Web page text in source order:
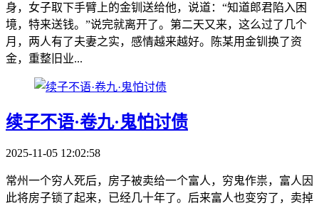
身，女子取下手臂上的金钏送给他，说道：“知道郎君陷入困
境，特来送钱。”说完就离开了。第二天又来，这么过了几个
月，两人有了夫妻之实，感情越来越好。陈某用金钏换了资
金，重整旧业...
续子不语·卷九·鬼怕讨债
2025-11-05 12:02:58
常州一个穷人死后，房子被卖给一个富人，穷鬼作祟，富人因
此将房子锁了起来，已经几十年了。后来富人也变穷了，卖掉